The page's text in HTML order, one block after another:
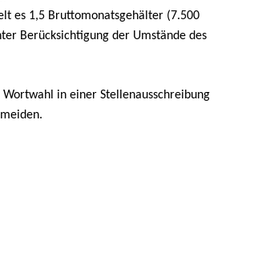
es 1,5 Bruttomonatsgehälter (7.500
Berücksichtigung der Umstände des
in einer Stellenausschreibung